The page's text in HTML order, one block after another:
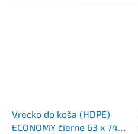
Vrecko do koša (HDPE)
ECONOMY čierne 63 x 74